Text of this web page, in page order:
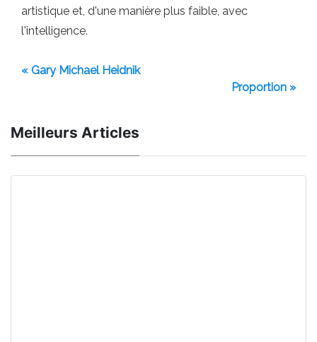
artistique et, d'une manière plus faible, avec
l'intelligence.
« Gary Michael Heidnik
Proportion »
Meilleurs Articles